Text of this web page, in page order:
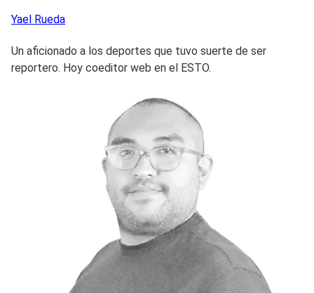
Yael Rueda
Un aficionado a los deportes que tuvo suerte de ser
reportero. Hoy coeditor web en el ESTO.